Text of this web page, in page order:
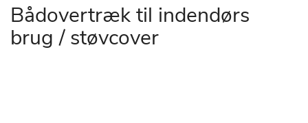
Bådovertræk til indendørs
brug / støvcover